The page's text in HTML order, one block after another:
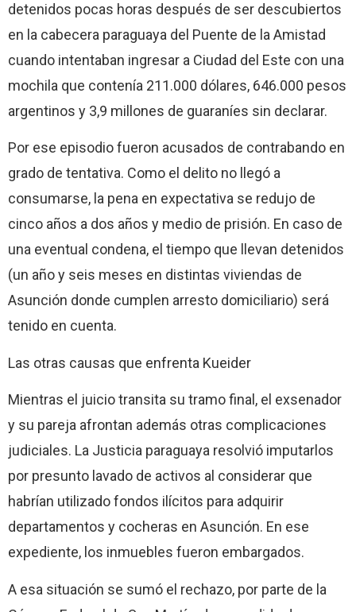
detenidos pocas horas después de ser descubiertos
en la cabecera paraguaya del Puente de la Amistad
cuando intentaban ingresar a Ciudad del Este con una
mochila que contenía 211.000 dólares, 646.000 pesos
argentinos y 3,9 millones de guaraníes sin declarar.
Por ese episodio fueron acusados de contrabando en
grado de tentativa. Como el delito no llegó a
consumarse, la pena en expectativa se redujo de
cinco años a dos años y medio de prisión. En caso de
una eventual condena, el tiempo que llevan detenidos
(un año y seis meses en distintas viviendas de
Asunción donde cumplen arresto domiciliario) será
tenido en cuenta.
Las otras causas que enfrenta Kueider
Mientras el juicio transita su tramo final, el exsenador
y su pareja afrontan además otras complicaciones
judiciales. La Justicia paraguaya resolvió imputarlos
por presunto lavado de activos al considerar que
habrían utilizado fondos ilícitos para adquirir
departamentos y cocheras en Asunción. En ese
expediente, los inmuebles fueron embargados.
A esa situación se sumó el rechazo, por parte de la